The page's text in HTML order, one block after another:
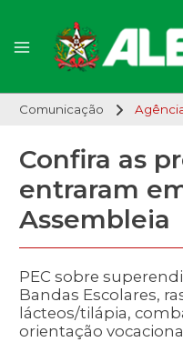
Comunicação
Confira as
entraram
Assembleia
PEC sobre
Bandas Escolares,
lácteos/tilápia,
orientação